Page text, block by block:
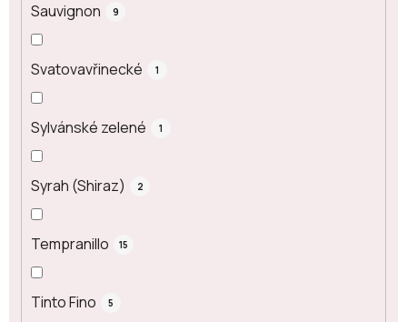
Sauvignon 9
Svatovavřinecké 1
Sylvánské zelené 1
Syrah (Shiraz) 2
Tempranillo 15
Tinto Fino 5